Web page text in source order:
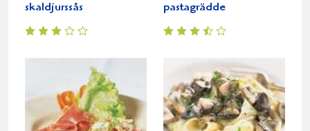
skaldjurssås
pastagrädde